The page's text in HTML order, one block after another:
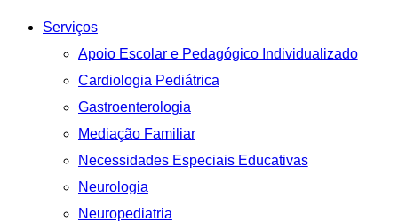
Serviços
Apoio Escolar e Pedagógico Individualizado
Cardiologia Pediátrica
Gastroenterologia
Mediação Familiar
Necessidades Especiais Educativas
Neurologia
Neuropediatria